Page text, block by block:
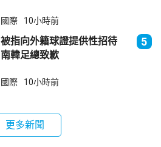
國際 10小時前
被指向外籍球證提供性招待
南韓足總致歉
5
國際 10小時前
更多新聞